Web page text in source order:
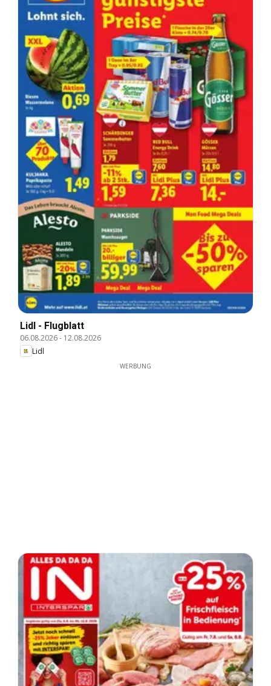
Lidl - Flugblatt
06.08.2026- 12.08.2026
Lidl
WERBUNG